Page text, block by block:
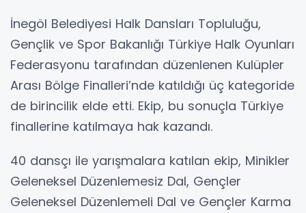
İnegöl Belediyesi Halk Dansları Topluluğu,
Gençlik ve Spor Bakanlığı Türkiye Halk Oyunları
Federasyonu tarafından düzenlenen Kulüpler
Arası Bölge Finalleri’nde katıldığı üç kategoride
de birincilik elde etti. Ekip, bu sonuçla Türkiye
finallerine katılmaya hak kazandı.
40 dansçı ile yarışmalara katılan ekip, Minikler
Geleneksel Düzenlemesiz Dal, Gençler
Geleneksel Düzenlemeli Dal ve Gençler Karma